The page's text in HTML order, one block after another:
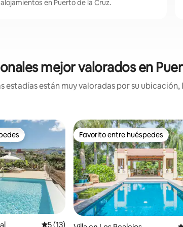
alojamientos en Puerto de la Cruz.
mejor valorados en
estadías están muy valoradas por su
preferido
Calificación promedio: 5 de 5, 13 reseñas
5 (13)
Favorito entre huéspedes
Favorito entre huéspedes